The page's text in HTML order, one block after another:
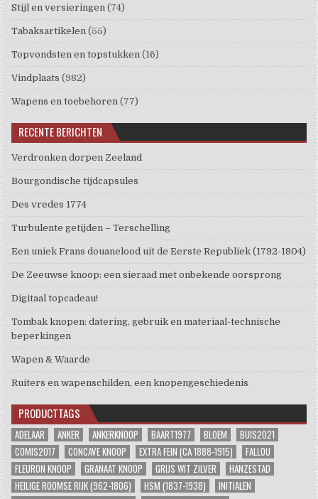
Stijl en versieringen (74)
Tabaksartikelen (55)
Topvondsten en topstukken (16)
Vindplaats (982)
Wapens en toebehoren (77)
RECENTE BERICHTEN
Verdronken dorpen Zeeland
Bourgondische tijdcapsules
Des vredes 1774
Turbulente getijden – Terschelling
Een uniek Frans douanelood uit de Eerste Republiek (1792-1804)
De Zeeuwse knoop: een sieraad met onbekende oorsprong
Digitaal topcadeau!
Tombak knopen: datering, gebruik en materiaal-technische
beperkingen
Wapen & Waarde
Ruiters en wapenschilden, een knopengeschiedenis
PRODUCTTAGS
ADELAAR ANKER ANKERKNOOP BAART1977 BLOEM
BUIS2021
COMIS2017
CONCAVE KNOOP EXTRA FEIN (CA 1888-1915)
FALLOU
FLEURON KNOOP
GRANAAT KNOOP GRIJS WIT ZILVER
HANZESTAD
HEILIGE ROOMSE RIJK (962-1806)
HSM (1837-1938)
INITIALEN